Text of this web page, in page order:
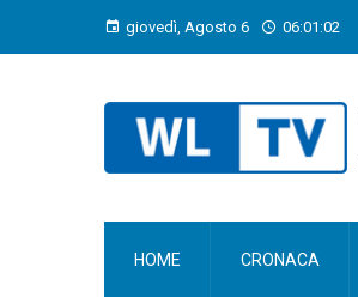
giovedì, Agosto 6 06:01:03
HOME CRONACA